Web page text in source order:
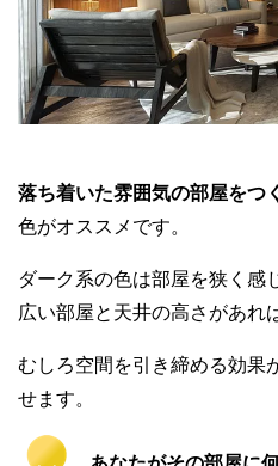
落ち着いた雰囲気の部屋をつ
色がオススメです。
ダーク系の色は部屋を狭く感
広い部屋と天井の高さがあれ
むしろ空間を引き締める効果
せます。